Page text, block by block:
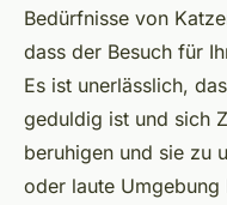
Bedürfnisse von
dass der Besuch für
Es ist unerlässlich,
geduldig ist und sich
beruhigen und sie zu
oder laute Umgebung